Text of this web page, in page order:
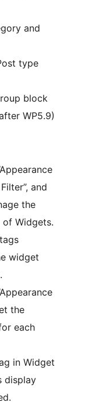
and
type
block
WP5.9)
and
the
Widgets.
widget
the
each
in Widget
display